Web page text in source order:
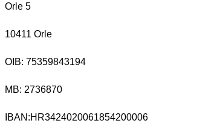
Orle 5
10411 Orle
OIB: 75359843194
MB: 2736870
IBAN:HR3424020061854200006